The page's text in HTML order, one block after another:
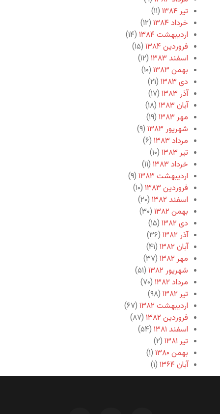
تیر ۱۳۸۴
(۱۱)
خرداد ۱۳۸۴
(۱۲)
اردیبهشت ۱۳۸۴
(۱۴)
فروردین ۱۳۸۴
(۱۵)
اسفند ۱۳۸۳
(۱۲)
بهمن ۱۳۸۳
(۱۰)
دی ۱۳۸۳
(۲۱)
آذر ۱۳۸۳
(۱۷)
آبان ۱۳۸۳
(۱۸)
مهر ۱۳۸۳
(۱۹)
شهریور ۱۳۸۳
(۹)
مرداد ۱۳۸۳
(۶)
تیر ۱۳۸۳
(۱۰)
خرداد ۱۳۸۳
(۱۱)
اردیبهشت ۱۳۸۳
(۹)
فروردین ۱۳۸۳
(۱۰)
اسفند ۱۳۸۲
(۲۰)
بهمن ۱۳۸۲
(۳۰)
دی ۱۳۸۲
(۱۵)
آذر ۱۳۸۲
(۳۶)
آبان ۱۳۸۲
(۴۱)
مهر ۱۳۸۲
(۳۷)
شهریور ۱۳۸۲
(۵۱)
مرداد ۱۳۸۲
(۷۰)
تیر ۱۳۸۲
(۹۸)
اردیبهشت ۱۳۸۲
(۶۷)
فروردین ۱۳۸۲
(۸۷)
اسفند ۱۳۸۱
(۵۴)
تیر ۱۳۸۱
(۲)
بهمن ۱۳۸۰
(۱)
آبان ۱۳۶۴
(۱)